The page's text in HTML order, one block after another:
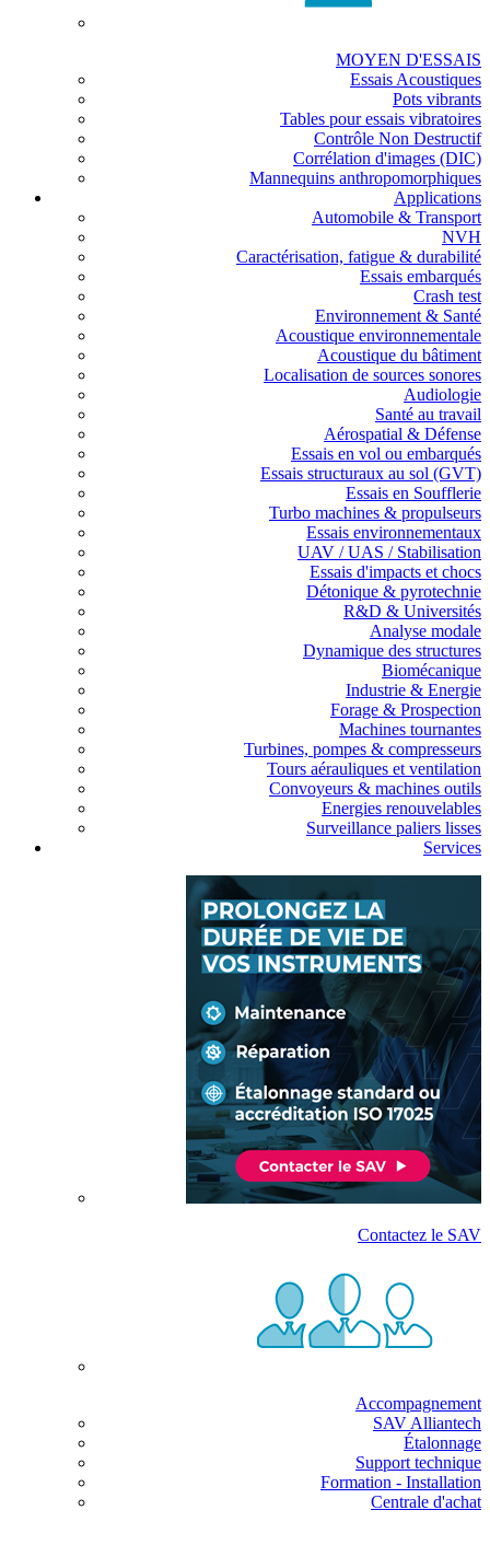
MOYEN D'ESSAIS
Essais Acoustiques
Pots vibrants
Tables pour essais vibratoires
Contrôle Non Destructif
Corrélation d'images (DIC)
Mannequins anthropomorphiques
Applications
Automobile & Transport
NVH
Caractérisation, fatigue & durabilité
Essais embarqués
Crash test
Environnement & Santé
Acoustique environnementale
Acoustique du bâtiment
Localisation de sources sonores
Audiologie
Santé au travail
Aérospatial & Défense
Essais en vol ou embarqués
Essais structuraux au sol (GVT)
Essais en Soufflerie
Turbo machines & propulseurs
Essais environnementaux
UAV / UAS / Stabilisation
Essais d'impacts et chocs
Détonique & pyrotechnie
R&D & Universités
Analyse modale
Dynamique des structures
Biomécanique
Industrie & Energie
Forage & Prospection
Machines tournantes
Turbines, pompes & compresseurs
Tours aérauliques et ventilation
Convoyeurs & machines outils
Energies renouvelables
Surveillance paliers lisses
Services
Contactez le SAV
Accompagnement
SAV Alliantech
Étalonnage
Support technique
Formation - Installation
Centrale d'achat